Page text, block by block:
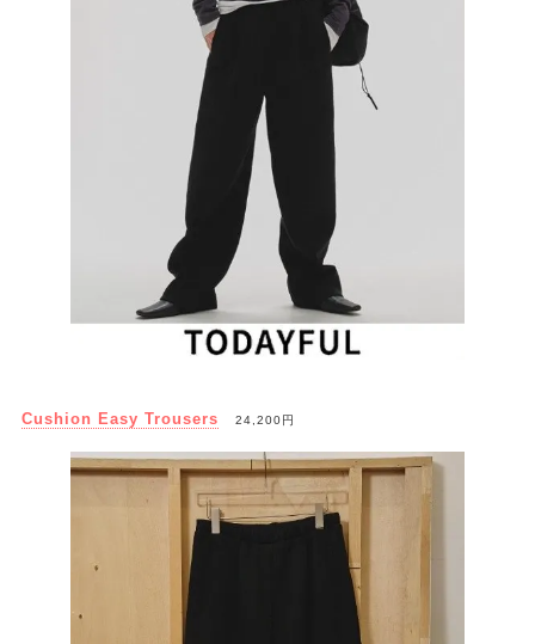
Cushion Easy Trousers 24,200円